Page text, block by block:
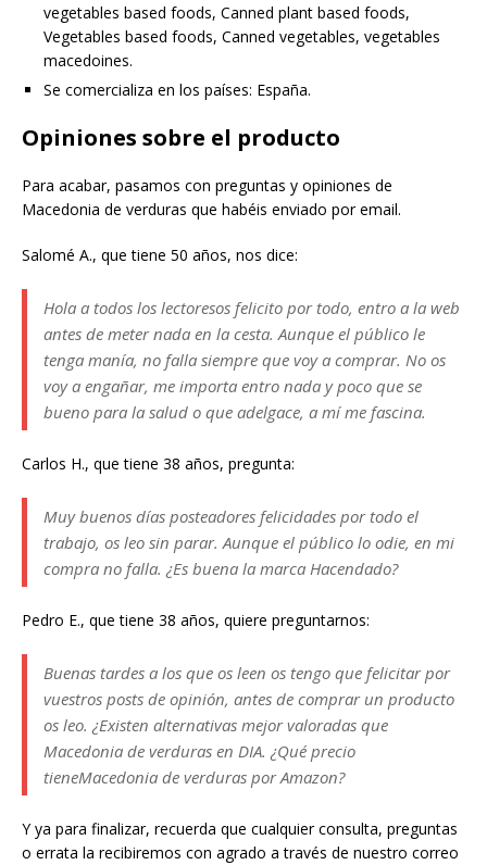
vegetables based foods, Canned plant based foods,
Vegetables based foods, Canned vegetables, vegetables
macedoines.
Se comercializa en los países: España.
Opiniones sobre el producto
Para acabar, pasamos con preguntas y opiniones de
Macedonia de verduras que habéis enviado por email.
Salomé A., que tiene 50 años, nos dice:
Hola a todos los lectoresos felicito por todo, entro a la web
antes de meter nada en la cesta. Aunque el público le
tenga manía, no falla siempre que voy a comprar. No os
voy a engañar, me importa entro nada y poco que se
bueno para la salud o que adelgace, a mí me fascina.
Carlos H., que tiene 38 años, pregunta:
Muy buenos días posteadores felicidades por todo el
trabajo, os leo sin parar. Aunque el público lo odie, en mi
compra no falla. ¿Es buena la marca Hacendado?
Pedro E., que tiene 38 años, quiere preguntarnos:
Buenas tardes a los que os leen os tengo que felicitar por
vuestros posts de opinión, antes de comprar un producto
os leo. ¿Existen alternativas mejor valoradas que
Macedonia de verduras en DIA. ¿Qué precio
tieneMacedonia de verduras por Amazon?
Y ya para finalizar, recuerda que cualquier consulta, preguntas
o errata la recibiremos con agrado a través de nuestro correo